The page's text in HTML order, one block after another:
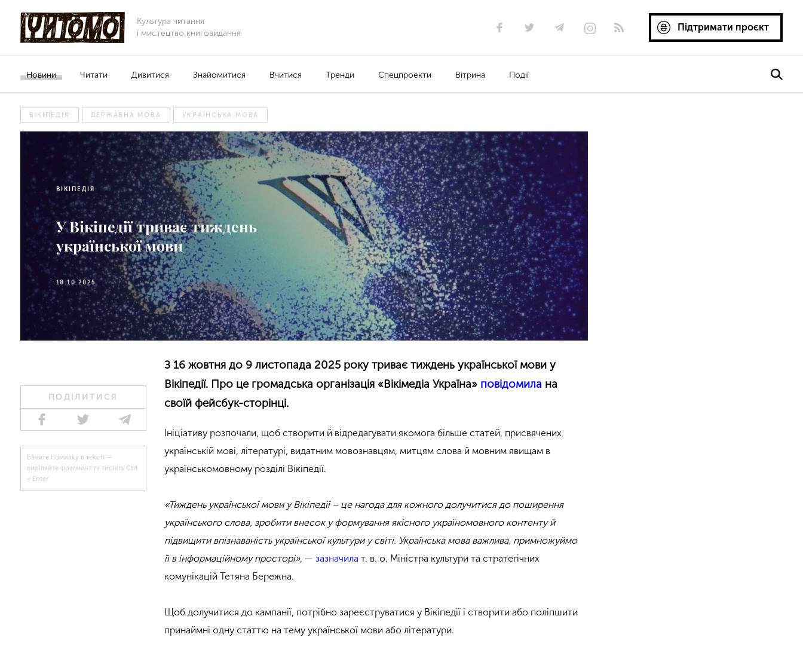
Культура читання
і мистецтво книговидання
Підтримати проєкт
Новини Читати Дивитися Знайомитися Вчитися Тренди Спецпроекти Вітрина Події
ВІКІПЕДІЯ ДЕРЖАВНА МОВА УКРАЇНСЬКА МОВА
ВІКІПЕДІЯ
У Вікіпедії триває тиждень
української мови
18.10.2025
ПОДІЛИТИСЯ
Бачите помилку в тексті —
виділяйте фрагмент та тисніть Ctrl
+ Enter
З 16 жовтня до 9 листопада 2025 року триває тиждень української мови у
Вікіпедії. Про це громадська організація «Вікімедіа Україна» повідомила на
своїй фейсбук-сторінці.
Ініціативу розпочали, щоб створити й відредагувати якомога більше статей, присвячених
українській мові, літературі, видатним мовознавцям, митцям слова й мовним явищам в
українськомовному розділі Вікіпедії.
«Тиждень української мови у Вікіпедії – це нагода для кожного долучитися до поширення
українського слова, зробити внесок у формування якісного україномовного контенту й
підвищити впізнаваність української культури у світі. Українська мова важлива, примножуймо
її в інформаційному просторі», —зазначила т. в. о. Міністра культури та стратегічних
комунікацій Тетяна Бережна.
Щоб долучитися до кампанії, потрібно зареєструватися у Вікіпедії і створити або поліпшити
принаймні одну статтю на тему української мови або літератури.